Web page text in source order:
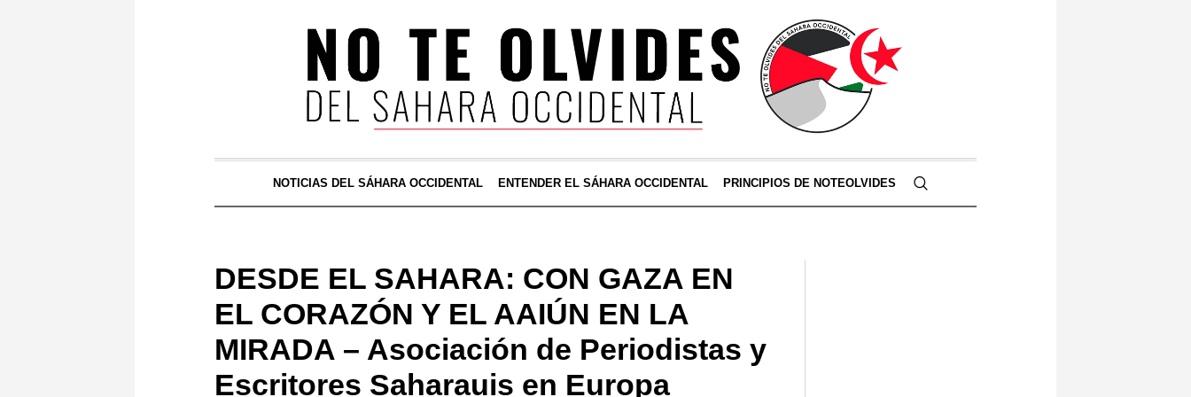
NOTICIAS DEL SÁHARA OCCIDENTAL ENTENDER EL SÁHARA OCCIDENTAL PRINCIPIOS DE NOTEOLVIDES
DESDE EL SAHARA: CON GAZA EN
EL CORAZÓN Y EL AAIÚN EN LA
MIRADA – Asociación de Periodistas y
Escritores Saharauis en Europa